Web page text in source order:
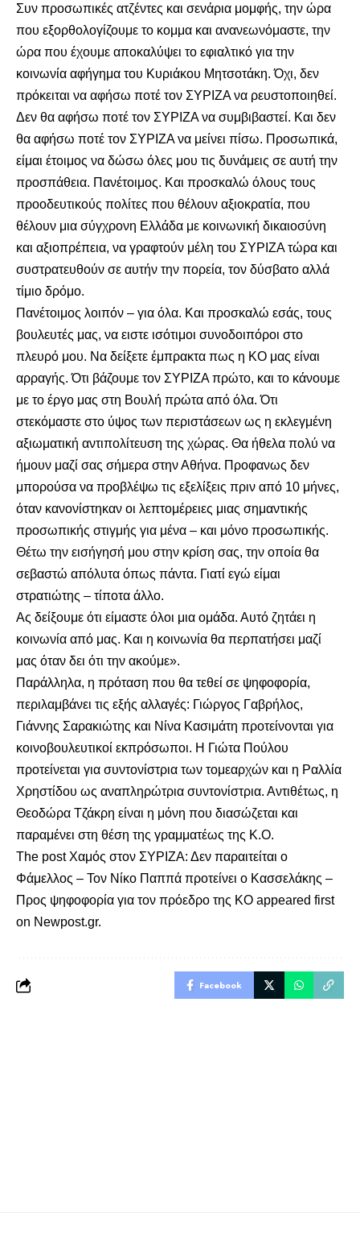
Συν προσωπικές ατζέντες και σενάρια μομφής, την ώρα
που εξορθολογίζουμε το κομμα και ανανεωνόμαστε, την
ώρα που έχουμε αποκαλύψει το εφιαλτικό για την
κοινωνία αφήγημα του Κυριάκου Μητσοτάκη. Όχι, δεν
πρόκειται να αφήσω ποτέ τον ΣΥΡΙΖΑ να ρευστοποιηθεί.
Δεν θα αφήσω ποτέ τον ΣΥΡΙΖΑ να συμβιβαστεί. Και δεν
θα αφήσω ποτέ τον ΣΥΡΙΖΑ να μείνει πίσω. Προσωπικά,
είμαι έτοιμος να δώσω όλες μου τις δυνάμεις σε αυτή την
προσπάθεια. Πανέτοιμος. Και προσκαλώ όλους τους
προοδευτικούς πολίτες που θέλουν αξιοκρατία, που
θέλουν μια σύγχρονη Ελλάδα με κοινωνική δικαιοσύνη
και αξιοπρέπεια, να γραφτούν μέλη του ΣΥΡΙΖΑ τώρα και
συστρατευθούν σε αυτήν την πορεία, τον δύσβατο αλλά
τίμιο δρόμο.
Πανέτοιμος λοιπόν – για όλα. Και προσκαλώ εσάς, τους
βουλευτές μας, να ειστε ισότιμοι συνοδοιπόροι στο
πλευρό μου. Να δείξετε έμπρακτα πως η ΚΟ μας είναι
αρραγής. Ότι βάζουμε τον ΣΥΡΙΖΑ πρώτο, και το κάνουμε
με το έργο μας στη Βουλή πρώτα από όλα. Ότι
στεκόμαστε στο ύψος των περιστάσεων ως η εκλεγμένη
αξιωματική αντιπολίτευση της χώρας. Θα ήθελα πολύ να
ήμουν μαζί σας σήμερα στην Αθήνα. Προφανως δεν
μπορούσα να προβλέψω τις εξελίξεις πριν από 10 μήνες,
όταν κανονίστηκαν οι λεπτομέρειες μιας σημαντικής
προσωπικής στιγμής για μένα – και μόνο προσωπικής.
Θέτω την εισήγησή μου στην κρίση σας, την οποία θα
σεβαστώ απόλυτα όπως πάντα. Γιατί εγώ είμαι
στρατιώτης – τίποτα άλλο.
Ας δείξουμε ότι είμαστε όλοι μια ομάδα. Αυτό ζητάει η
κοινωνία από μας. Και η κοινωνία θα περπατήσει μαζί
μας όταν δει ότι την ακούμε».
Παράλληλα, η πρόταση που θα τεθεί σε ψηφοφορία,
περιλαμβάνει τις εξής αλλαγές: Γιώργος Γαβρήλος,
Γιάννης Σαρακιώτης και Νίνα Κασιμάτη προτείνονται για
κοινοβουλευτικοί εκπρόσωποι. Η Γιώτα Πούλου
προτείνεται για συντονίστρια των τομεαρχών και η Ραλλία
Χρηστίδου ως αναπληρώτρια συντονίστρια. Αντιθέτως, η
Θεοδώρα Τζάκρη είναι η μόνη που διασώζεται και
παραμένει στη θέση της γραμματέως της Κ.Ο.
The post Χαμός στον ΣΥΡΙΖΑ: Δεν παραιτείται ο
Φάμελλος – Τον Νίκο Παππά προτείνει ο Κασσελάκης –
Προς ψηφοφορία για τον πρόεδρο της ΚΟ appeared first
on Newpost.gr.
Facebook